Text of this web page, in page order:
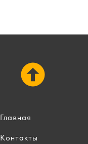
Главная
Контакты